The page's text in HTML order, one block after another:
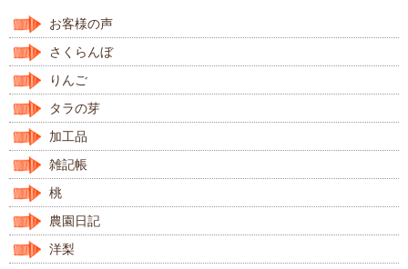
お客様の声
さくらんぼ
りんご
タラの芽
加工品
雑記帳
桃
農園日記
洋梨